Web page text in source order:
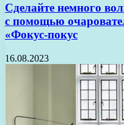
Сделайте немного
с помощью
«Фокус-покус
16.08.2023